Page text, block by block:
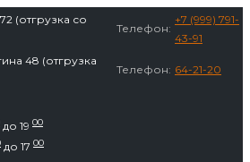
(отгрузка со
Телефон:
+7 (999) 791-
43-91
48 (отгрузка
Телефон: 64-21-20
до 19 00
до 17 00